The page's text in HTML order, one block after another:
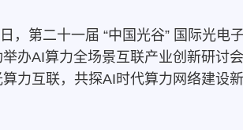
，第二十一届 “中国光谷” 国际光电
举办AI算力全场景互联产业创新研讨
力互联，共探AI时代算力网络建设